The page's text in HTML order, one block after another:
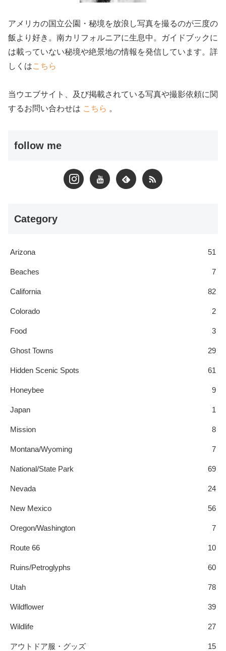
アメリカの国立公園・秘境を放浪し写真を撮るのが三度の
飯より好き。南カリフォルニアに生息中。ガイドブックに
は載っていない秘境や絶景地の情報を発信しています。詳
しくはこちら
当ウエブサイト、及び掲載されている写真や撮影依頼に関
するお問い合わせは こちら 。
follow me
Category
Arizona 51
Beaches 7
California 82
Colorado 2
Food 3
Ghost Towns 29
Hidden Scenic Spots 61
Honeybee 9
Japan 1
Mission 8
Montana/Wyoming 7
National/State Park 69
Nevada 24
New Mexico 56
Oregon/Washington 7
Route 66 10
Ruins/Petroglyphs 60
Utah 78
Wildflower 39
Wildlife 27
アウトドア服・グッズ 15